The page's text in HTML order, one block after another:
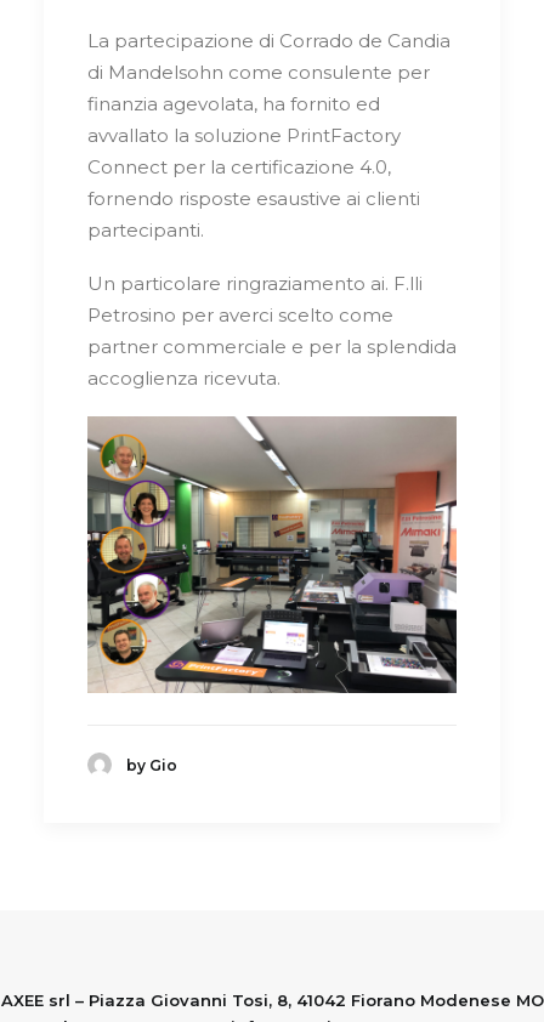
La partecipazione di Corrado de Candia
di Mandelsohn come consulente per
finanzia agevolata, ha fornito ed
avvallato la soluzione PrintFactory
Connect per la certificazione 4.0,
fornendo risposte esaustive ai clienti
partecipanti.
Un particolare ringraziamento ai. F.lli
Petrosino per averci scelto come
partner commerciale e per la splendida
accoglienza ricevuta.
by Gio
AXEE srl – Piazza Giovanni Tosi, 8, 41042 Fiorano Modenese MO